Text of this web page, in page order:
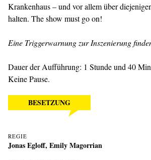
Krankenhaus – und vor allem über
halten. The show must go on!
Eine Triggerwarnung zur Inszenierung
Dauer der Aufführung: 1 Stunde und 40
Keine Pause.
BESETZUNG
REGIE
Jonas Egloff, Emily Magorrian